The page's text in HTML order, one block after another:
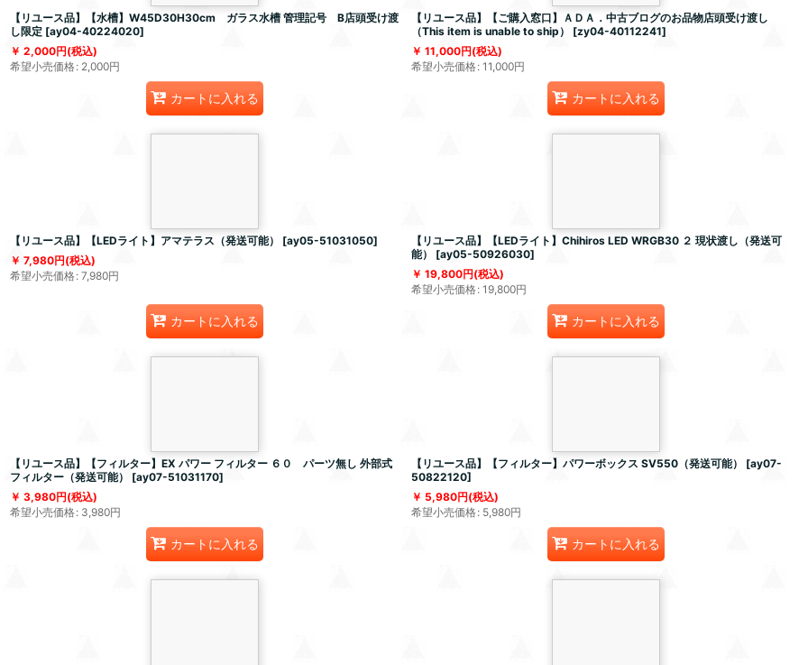
【リユース品】【水槽】W45D30H30cm ガラス水槽 管理記号 B店頭受け渡
し限定 [ay04-40224020]
2,000円(税込)
希望小売価格: 2,000円
カートに入れる
【リユース品】【ご購入窓口】ＡＤＡ．中古ブログのお品物店頭受け渡し
（This item is unable to ship）
[zy04-40112241]
11,000円(税込)
希望小売価格: 11,000円
カートに入れる
【リユース品】【LEDライト】アマテラス（発送可能） [ay05-51031050]
7,980円(税込)
希望小売価格: 7,980円
カートに入れる
【リユース品】【LEDライト】Chihiros LED WRGB30 ２ 現状渡し（発送可
能）
[ay05-50926030]
19,800円(税込)
希望小売価格: 19,800円
カートに入れる
【リユース品】【フィルター】EX パワー フィルター ６０ パーツ無し 外部式
フィルター（発送可能）
[ay07-51031170]
3,980円(税込)
希望小売価格: 3,980円
カートに入れる
【リユース品】【フィルター】パワーボックス SV550（発送可能） [ay07-
50822120]
5,980円(税込)
希望小売価格: 5,980円
カートに入れる